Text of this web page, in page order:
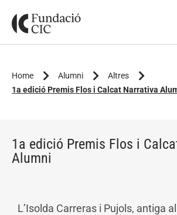
Home Alumni
Altres
1a edició Premis Flos i Calcat Narrativa
1a edició Premis Flos i
Alumni
L’Isolda Carreras i Pujols, antiga